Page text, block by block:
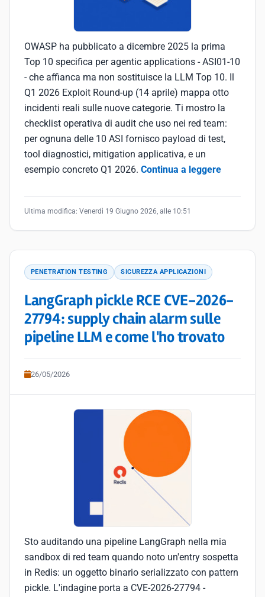
OWASP ha pubblicato a dicembre 2025 la prima
Top 10 specifica per agentic applications - ASI01-10
- che affianca ma non sostituisce la LLM Top 10. Il
Q1 2026 Exploit Round-up (14 aprile) mappa otto
incidenti reali sulle nuove categorie. Ti mostro la
checklist operativa di audit che uso nei red team:
per ognuna delle 10 ASI fornisco payload di test,
tool diagnostici, mitigation applicativa, e un
esempio concreto Q1 2026. Continua a leggere
Ultima modifica: Venerdì 19 Giugno 2026, alle 10:51
PENETRATION TESTING SICUREZZA APPLICAZIONI
LangGraph pickle RCE CVE-2026-
27794: supply chain alarm sulle
pipeline LLM e come l'ho trovato
26/05/2026
Sto auditando una pipeline LangGraph nella mia
sandbox di red team quando noto un'entry sospetta
in Redis: un oggetto binario serializzato con pattern
pickle. L'indagine porta a CVE-2026-27794 -